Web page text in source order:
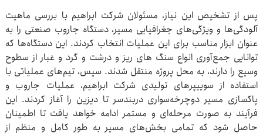
پس از تشخیص این نیاز، مسئولان شرکت ابراهیم با بررسی ماهیت
آلودگی‌ها و ویژگی‌های جغرافیایی مسیر، دستگاه جاروب صنعتی را به
عنوان ابزار مناسب برای این عملیات انتخاب کردند. این دستگاه‌ها که
توانایی جمع‌آوری انواع سنگ های ریز و درشت و گرد و غبار از سطوح
وسیع را دارند، به محل پروژه منتقل شدند. سپس، تیم‌های عملیاتی با
استفاده از سوییپرهای تولیدی شرکت ابراهیم، عملیات جاروب و
پاکسازی مسیر دوچرخه‌سواری دربندسر تا دیزین را آغاز کردند. این
فرآیند به صورت مرحله‌ای و مستمر ادامه خواهد یافت تا اطمینان
حاصل شود که تمامی بخش‌های مسیر به طور کامل و منظم از